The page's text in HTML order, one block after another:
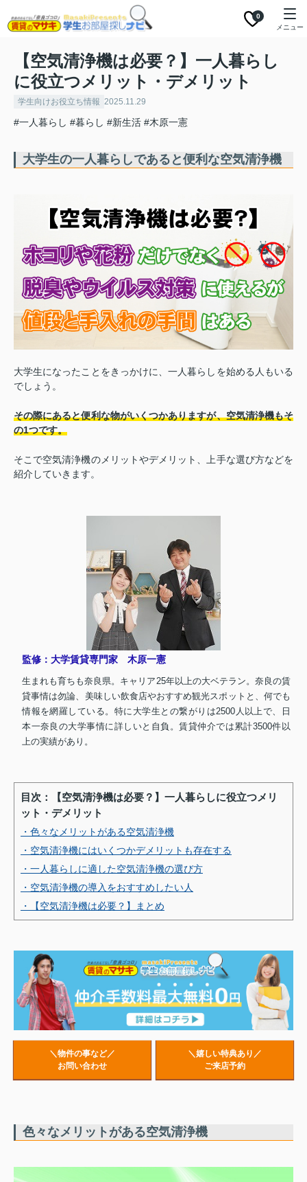
0
メニュー
【空気清浄機は必要？】一人暮らし
に役立つメリット・デメリット
学生向けお役立ち情報 2025.11.29
#一人暮らし #暮らし #新生活 #木原一憲
大学生の一人暮らしであると便利な空気清浄機
大学生になったことをきっかけに、一人暮らしを始める人もいる
でしょう。
その際にあると便利な物がいくつかありますが、空気清浄機もそ
の1つです。
そこで空気清浄機のメリットやデメリット、上手な選び方などを
紹介していきます。
監修：大学賃貸専門家 木原一憲
生まれも育ちも奈良県。キャリア25年以上の大ベテラン。奈良の賃
貸事情は勿論、美味しい飲食店やおすすめ観光スポットと、何でも
情報を網羅している。特に大学生との繋がりは2500人以上で、日
本一奈良の大学事情に詳しいと自負。賃貸仲介では累計3500件以
上の実績があり。
目次：【空気清浄機は必要？】一人暮らしに役立つメリ
ット・デメリット
・色々なメリットがある空気清浄機
・空気清浄機にはいくつかデメリットも存在する
・一人暮らしに適した空気清浄機の選び方
・空気清浄機の導入をおすすめしたい人
・【空気清浄機は必要？】まとめ
＼物件の事など／
お問い合わせ
＼嬉しい特典あり／
ご来店予約
色々なメリットがある空気清浄機